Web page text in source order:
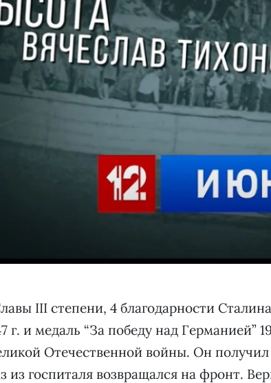
III степени, 4 благодарности Сталина
г. и медаль “За победу над Германией”
Отечественной войны. Он получил
из госпиталя возвращался на фронт.